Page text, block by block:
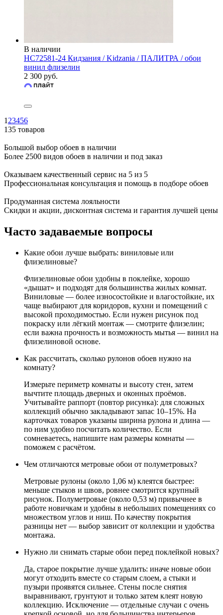
В наличии
HC72581-24 Кидзания / Kidzania / ПАЛИТРА / обои
винил флизелин
2 300 руб.
1 23456
135 товаров
Большой выбор обоев в наличии
Более 2500 видов обоев в наличии и под заказ
Оказываем качественный сервис на 5 из 5
Профессиональная консультация и помощь в подборе обоев
Продуманная система лояльности
Скидки и акции, дисконтная система и гарантия лучшей цены
Часто задаваемые вопросы
Какие обои лучше выбрать: виниловые или
флизелиновые?
Флизелиновые обои удобны в поклейке, хорошо
«дышат» и подходят для большинства жилых комнат.
Виниловые — более износостойкие и влагостойкие, их
чаще выбирают для коридоров, кухни и помещений с
высокой проходимостью. Если нужен рисунок под
покраску или лёгкий монтаж — смотрите флизелин;
если важна прочность и возможность мытья — винил на
флизелиновой основе.
Как рассчитать, сколько рулонов обоев нужно на
комнату?
Измерьте периметр комнаты и высоту стен, затем
вычтите площадь дверных и оконных проёмов.
Учитывайте раппорт (повтор рисунка): для сложных
коллекций обычно закладывают запас 10–15%. На
карточках товаров указаны ширина рулона и длина —
по ним удобно посчитать количество. Если
сомневаетесь, напишите нам размеры комнаты —
поможем с расчётом.
Чем отличаются метровые обои от полуметровых?
Метровые рулоны (около 1,06 м) клеятся быстрее:
меньше стыков и швов, ровнее смотрится крупный
рисунок. Полуметровые (около 0,53 м) привычнее в
работе новичкам и удобны в небольших помещениях со
множеством углов и ниш. По качеству покрытия
разницы нет — выбор зависит от коллекции и удобства
монтажа.
Нужно ли снимать старые обои перед поклейкой новых?
Да, старое покрытие лучше удалить: иначе новые обои
могут отходить вместе со старым слоем, а стыки и
пузыри проявятся сильнее. Стены после снятия
выравнивают, грунтуют и только затем клеят новую
коллекцию. Исключение — отдельные случаи с очень